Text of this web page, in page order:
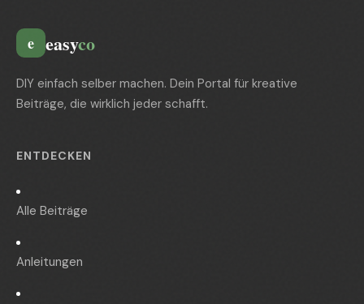
e easyco
DIY einfach selber machen. Dein Portal für kreative
Beiträge, die wirklich jeder schafft.
ENTDECKEN
Alle Beiträge
Anleitungen